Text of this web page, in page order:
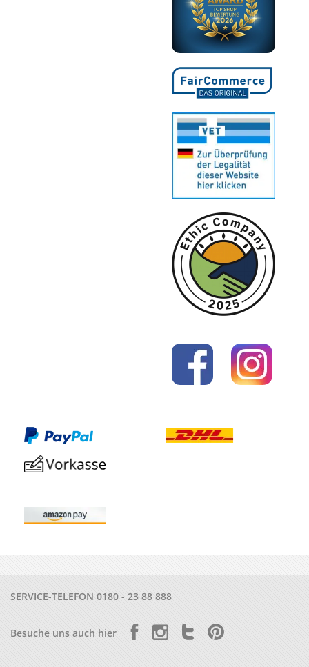
SERVICE-TELEFON 0180 - 23 88 888
Besuche uns auch hier